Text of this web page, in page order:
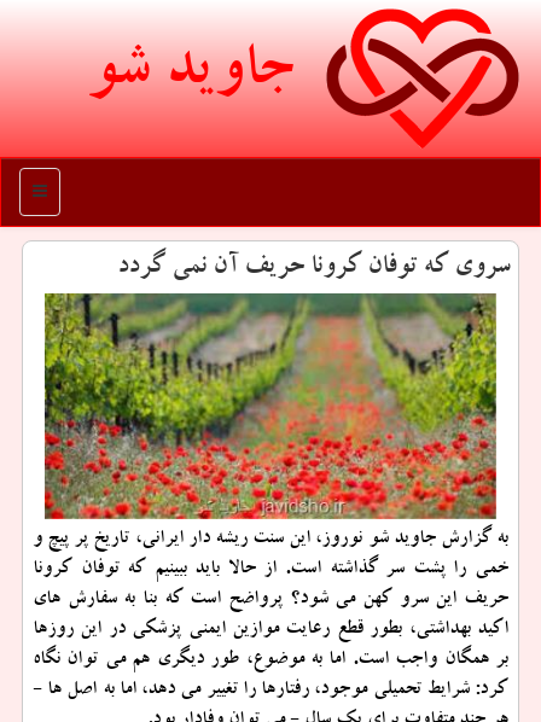
جاوید شو
منو
سروی كه توفان كرونا حریف آن نمی گردد
به گزارش جاوید شو نوروز، این سنت ریشه دار ایرانی، تاریخ پر پیچ و
خمی را پشت سر گذاشته است. از حالا باید ببینیم كه توفان كرونا
حریف این سرو كهن می شود؟ پرواضح است كه بنا به سفارش های
اكید بهداشتی، بطور قطع رعایت موازین ایمنی پزشكی در این روزها
بر همگان واجب است. اما به موضوع، طور دیگری هم می توان نگاه
كرد: شرایط تحمیلی موجود، رفتارها را تغییر می دهد، اما به اصل ها -